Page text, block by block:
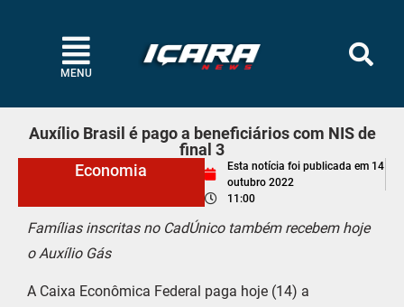
MENU
Auxílio Brasil é pago a beneficiários com NIS de
final 3
Economia
Esta notícia foi publicada em 14
outubro 2022
11:00
Famílias inscritas no CadÚnico também recebem hoje
o Auxílio Gás
A Caixa Econômica Federal paga hoje (14) a